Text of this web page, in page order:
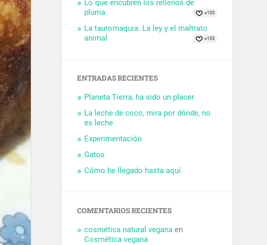
Lo que encubren los rellenos de
pluma
+103
La tauromaquia. La ley y el maltrato
animal
+103
ENTRADAS RECIENTES
Planeta Tierra, ha sido un placer
La leche de coco, mira por dónde, no
es leche
Experimentación
Gatos
Cómo he llegado hasta aquí
COMENTARIOS RECIENTES
cosmética natural vegana en
Cosmética vegana